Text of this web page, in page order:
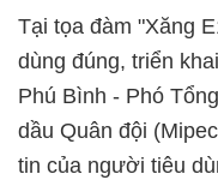
Tại tọa đàm "Xăng
dùng đúng, triển
Phú Bình - Phó
dầu Quân đội
tin của người tiêu